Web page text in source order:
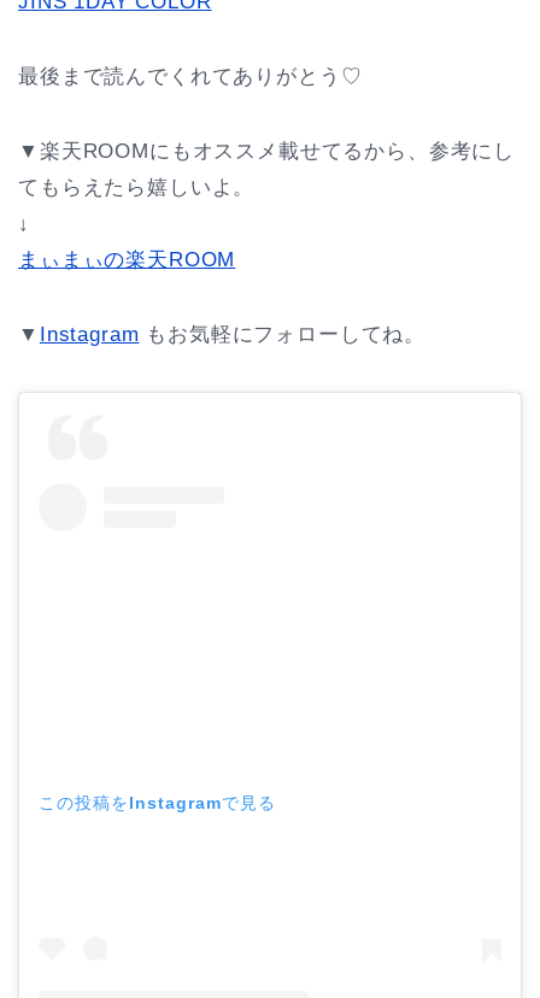
最後まで読んでくれてありがとう♡
▼楽天ROOMにもオススメ載せてるから、参考にし
てもらえたら嬉しいよ。
↓
まぃまぃの楽天ROOM
▼ Instagram もお気軽にフォローしてね。
この投稿をInstagramで見る